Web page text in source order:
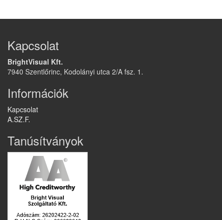
Kapcsolat
BrightVisual Kft.
7940 Szentlőrinc, Kodolányi utca 2/A fsz. 1.
Információk
Kapcsolat
A.SZ.F.
Tanúsítványok